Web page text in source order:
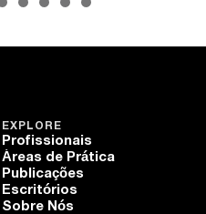
EXPLORE
Profissionais
Áreas de Prática
Publicações
Escritórios
Sobre Nós